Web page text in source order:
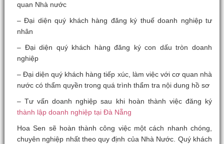
quan Nhà nước
– Đại diện quý khách hàng đăng ký thuế doanh nghiệp tư
nhân
– Đại diện quý khách hàng đăng ký con dấu tròn doanh
nghiệp
– Đại diện quý khách hàng tiếp xúc, làm việc với cơ quan nhà
nước có thẩm quyền trong quá trình thẩm tra nội dung hồ sơ
– Tư vấn doanh nghiệp sau khi hoàn thành việc đăng ký
thành lập doanh nghiệp tại Đà Nẵng
Hoa Sen sẽ hoàn thành công việc một cách nhanh chóng,
chuyên nghiệp nhất theo quy định của Nhà Nước. Quý khách